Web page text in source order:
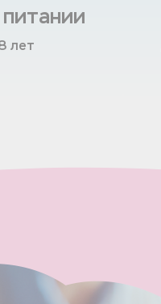
лет